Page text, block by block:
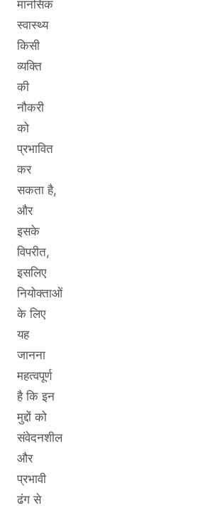
मानसिक
स्वास्थ्य
किसी
व्यक्ति
की
नौकरी
को
प्रभावित
कर
सकता है,
और
इसके
विपरीत,
इसलिए
नियोक्ताओं
के लिए
यह
जानना
महत्वपूर्ण
है कि इन
मुद्दों को
संवेदनशील
और
प्रभावी
ढंग से